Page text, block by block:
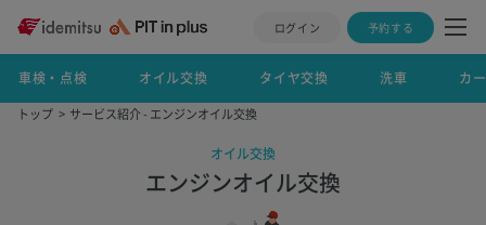
ログイン 予約する
車検・点検 オイル交換 タイヤ交換 洗車 カ
トップ サービス紹介 - エンジンオイル交換
オイル交換
エンジンオイル交換